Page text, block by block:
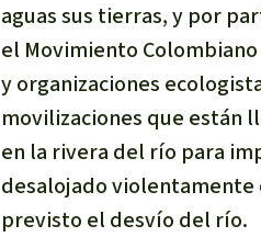
Indígena
Landgrabbing
Granjas Industriales
Para niñas y niños
Defensoras y
aguas sus tierras, y por
el Movimiento
y organizaciones
movilizaciones que están
en la rivera del río para
desalojado violentamente
previsto el desvío del río.